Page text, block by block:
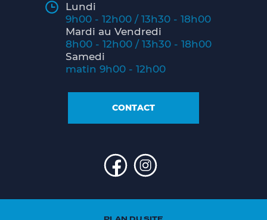
Lundi
9h00 - 12h00 / 13h30 - 18h00
Mardi au Vendredi
8h00 - 12h00 / 13h30 - 18h00
Samedi
matin 9h00 - 12h00
CONTACT